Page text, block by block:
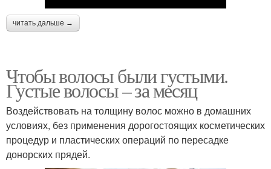
читать дальше →
Чтобы волосы были густыми.
Густые волосы – за месяц
Воздействовать на толщину волос можно в домашних
условиях, без применения дорогостоящих косметических
процедур и пластических операций по пересадке
донорских прядей.